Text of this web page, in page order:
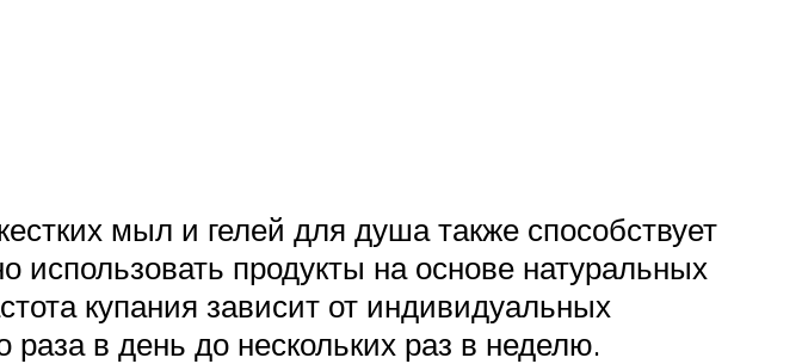
мыл и гелей для душа также способствует
продукты на основе натуральных
купания зависит от индивидуальных
раза в день до нескольких раз в неделю.